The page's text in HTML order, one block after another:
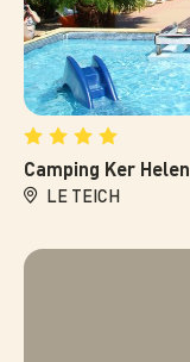
Camping Ker Helen
LE TEICH